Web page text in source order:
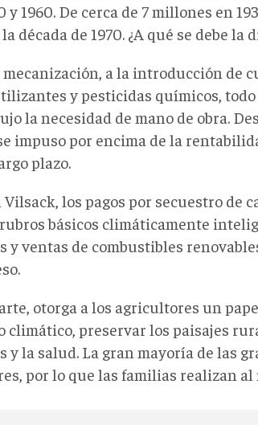
y 1960. De cerca de 7 millones en
década de 1970. ¿A qué se debe la
mecanización, a la introducción de
y pesticidas químicos,
la necesidad de mano de obra.
impuso por encima de la
plazo.
Vilsack, los pagos por secuestro de
básicos climáticamente
y ventas de combustibles
otorga a los agricultores un
climático, preservar los paisajes
y la salud. La gran mayoría de las
por lo que las familias realizan al